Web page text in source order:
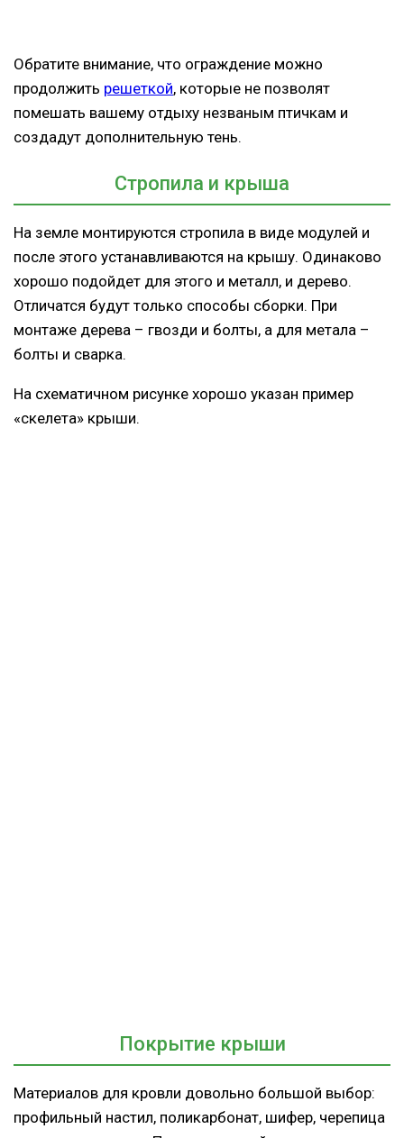
Обратите внимание, что ограждение можно
продолжить решеткой, которые не позволят
помешать вашему отдыху незваным птичкам и
создадут дополнительную тень.
Стропила и крыша
На земле монтируются стропила в виде модулей и
после этого устанавливаются на крышу. Одинаково
хорошо подойдет для этого и металл, и дерево.
Отличатся будут только способы сборки. При
монтаже дерева – гвозди и болты, а для метала –
болты и сварка.
На схематичном рисунке хорошо указан пример
«скелета» крыши.
Покрытие крыши
Материалов для кровли довольно большой выбор:
профильный настил, поликарбонат, шифер, черепица